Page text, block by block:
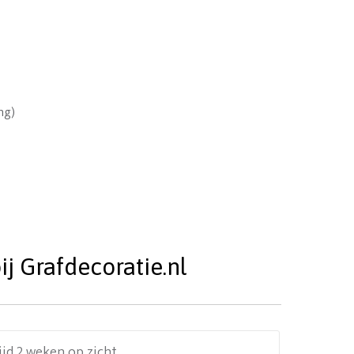
Grafdecoratie.nl